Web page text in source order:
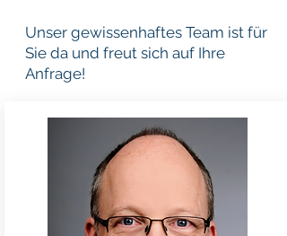
Unser gewissenhaftes Team ist für
Sie da und freut sich auf Ihre
Anfrage!